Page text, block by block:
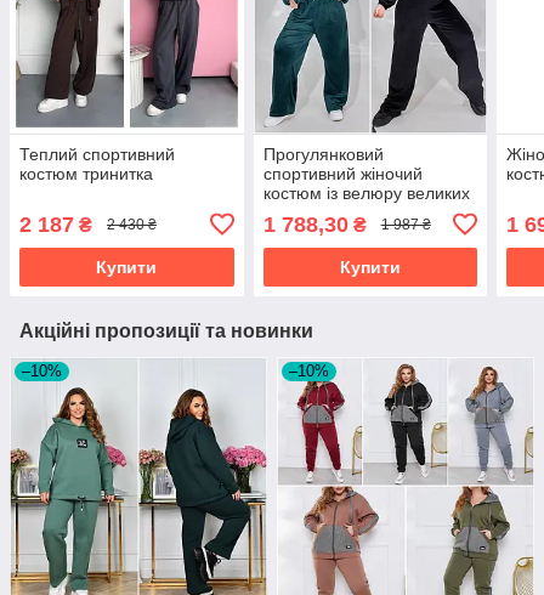
Теплий спортивний
костюм тринитка
2 187 ₴ 2 430 ₴
Купити
Прогулянковий
спортивний жіночий
костюм із велюру великих
1 788,30₴ 1 987 ₴
Купити
1
Акційні пропозиції та новинки
–10% –10%